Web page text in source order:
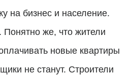
на бизнес и население.
же, что жители
новые квартиры
не станут. Строители